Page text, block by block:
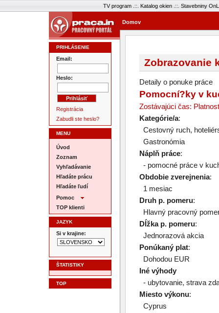
TV program.::. Katalog okien.::. Stavebniny
Domov
PRIHLÁSENIE
Email:
Heslo:
Registrácia
Zabudli ste heslo?
MENU
Úvod
Zoznam
Vyhľadávanie
Hľadáte prácu
Hľadáte ľudí
Pomoc
TOP klienti
JAZYK
Si v krajine:
ŠTATISTIKY
TOP
Zobrazovanie
Detaily o ponuke práce
Pomocní?ky v
Zostávajúci čas:
Kategórie/a:
Cestovný ruch,
Gastronómia
Náplň práce:
- pomocné práce v
Obdobie zverejnenia:
1 mesiac
Druh p. pomeru:
Hlavný pracovný
Dĺžka p. pomeru:
Jednorazová akcia
Ponúkaný plat:
Dohodou EUR
Iné výhody
- ubytovanie, strava
Miesto výkonu:
Cyprus